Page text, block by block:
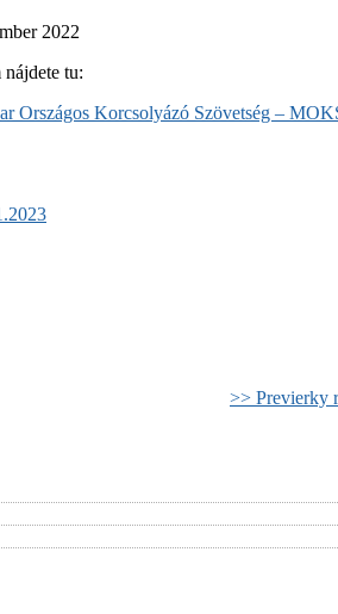
2022
tu:
Országos Korcsolyázó Szövetség –
>> Previerky